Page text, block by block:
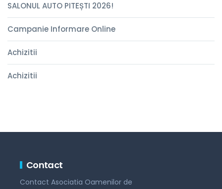
SALONUL AUTO PITEȘTI 2026!
Campanie Informare Online
Achizitii
Achizitii
Contact
Contact Asociatia Oamenilor de